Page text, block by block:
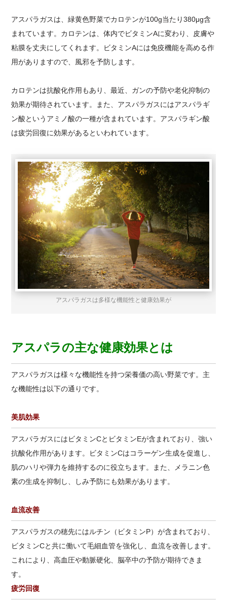
アスパラガスは、緑黄色野菜でカロテンが100g当たり380μg含
まれています。カロテンは、体内でビタミンAに変わり、皮膚や
粘膜を丈夫にしてくれます。ビタミンAには免疫機能を高める作
用がありますので、風邪を予防します。
カロテンは抗酸化作用もあり、最近、ガンの予防や老化抑制の
効果が期待されています。また、アスパラガスにはアスパラギ
ン酸というアミノ酸の一種が含まれています。アスパラギン酸
は疲労回復に効果があるといわれています。
アスパラガスは多様な機能性と健康効果が
アスパラの主な健康効果とは
アスパラガスは様々な機能性を持つ栄養価の高い野菜です。主
な機能性は以下の通りです。
美肌効果
アスパラガスにはビタミンCとビタミンEが含まれており、強い
抗酸化作用があります。ビタミンCはコラーゲン生成を促進し、
肌のハリや弾力を維持するのに役立ちます。また、メラニン色
素の生成を抑制し、しみ予防にも効果があります。
血流改善
アスパラガスの穂先にはルチン（ビタミンP）が含まれており、
ビタミンCと共に働いて毛細血管を強化し、血流を改善します。
これにより、高血圧や動脈硬化、脳卒中の予防が期待できま
す。
疲労回復